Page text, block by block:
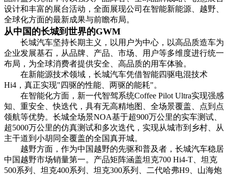
设计和丰富的展台活动，全面展现公司在智能新能源、越野、
全球化方面的最新成果与前瞻布局。
从中国的长城到世界的GWM
长城汽车坚持长期主义，以用户为中心，以高品质造车为
企业发展基石，从品牌、产品、市场、用户等多维度进行统一
布局，为全球消费者提供安全、高品质的用车体验。
在新能源技术领域，长城汽车凭借智能四驱电混技术
Hi4，真正实现"四驱的性能、两驱的能耗"。
在智能化方面，新一代智驾系统Coffee Pilot Ultra实现强感
知、重安全、快迭代，具有无高精地图、全场景覆盖、点到点
领航等优势。长城全场景NOA基于超900万公里的实车测试、
超5000万公里的仿真测试和多次迭代，实现从城市到乡村、从
主干道到小胡同全覆盖的全国真开城。
越野方面，作为中国越野的先驱和普及者，长城汽车稳居
中国越野市场销量第一。产品矩阵涵盖坦克700 Hi4-T、坦克
500系列、坦克400系列、坦克300系列、二代哈弗H9、山海炮